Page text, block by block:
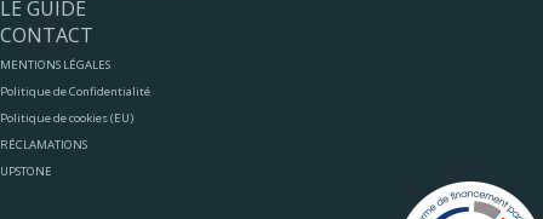
LE GUIDE
CONTACT
MENTIONS LÉGALES
Politique de Confidentialité
Politique de cookies (EU)
RÉCLAMATIONS
UPSTONE